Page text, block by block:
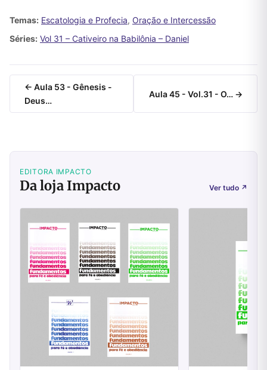
Temas: Escatologia e Profecia, Oração e Intercessão
Séries: Vol 31 – Cativeiro na Babilônia – Daniel
← Aula 53 - Gênesis -
Deus…
Aula 45 - Vol.31 - O… →
EDITORA IMPACTO
Da loja Impacto Ver tudo ↗